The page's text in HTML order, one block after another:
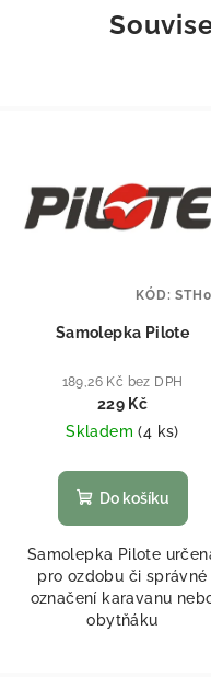
Samolepka Pilote
189,26 Kč bez DPH
229 Kč
Skladem(4 ks)
Do košíku
Samolepka Pilote
pro ozdobu či správné
označení karavanu
obytňáku
KÓD: